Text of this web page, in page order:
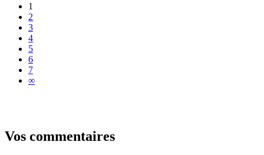
1
2
3
4
5
6
7
∞
Vos commentaires